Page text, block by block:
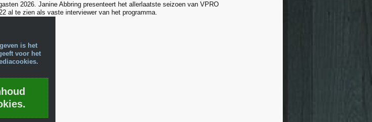
2026. Janine Abbring presenteert het allerlaatste seizoen van VPRO
al te zien als vaste interviewer van het programma.
is het
voor het